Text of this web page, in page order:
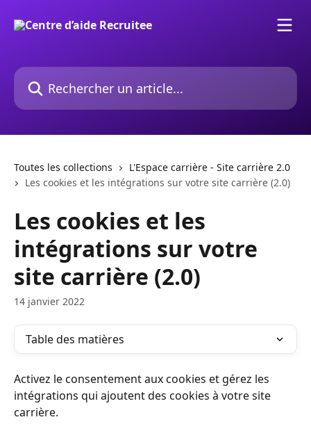
Rechercher un article...
Toutes les collections
L'Espace carrière - Site carrière 2.0
Les cookies et les intégrations sur votre site carrière (2.0)
Les cookies et les
intégrations sur votre
site carrière (2.0)
14 janvier 2022
Table des matières
Activez le consentement aux cookies et gérez les
intégrations qui ajoutent des cookies à votre site
carrière.